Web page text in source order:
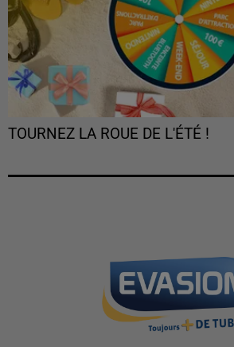
TOURNEZ LA ROUE DE L'ÉTÉ !